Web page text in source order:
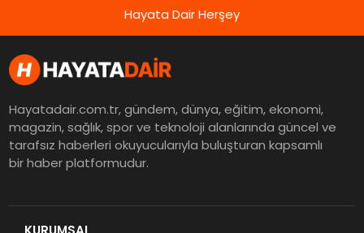
Hayata Dair Herşey
Hayatadair.com.tr, gündem, dünya, eğitim, ekonomi,
magazin, sağlık, spor ve teknoloji alanlarında güncel ve
tarafsız haberleri okuyucularıyla buluşturan kapsamlı
bir haber platformudur.